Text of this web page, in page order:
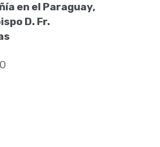
en el Paraguay,
D. Fr.